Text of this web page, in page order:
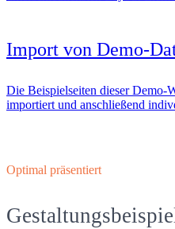
Import von Demo-
Die Beispielseiten dieser Demo-
importiert und anschließend
Optimal präsentiert